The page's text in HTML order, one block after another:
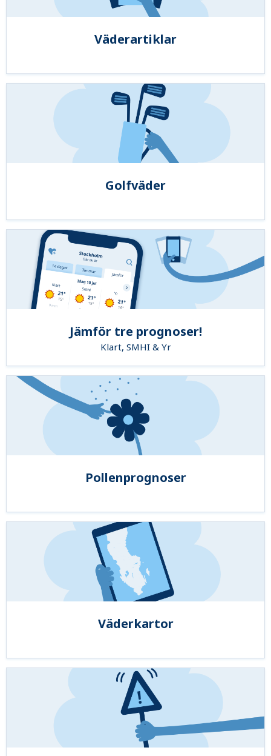
Väderartiklar
Golfväder
Jämför tre prognoser!
Klart, SMHI & Yr
Pollenprognoser
Väderkartor